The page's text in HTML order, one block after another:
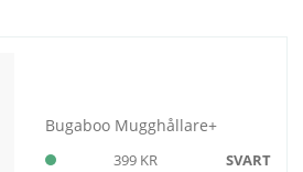
Bugaboo Mugghållare+
399 KR SVART